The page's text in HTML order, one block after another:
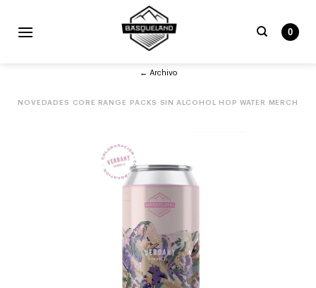
por:
0
← Archivo
NOVEDADES CORE RANGE PACKS SIN ALCOHOL HOP WATER MERCH